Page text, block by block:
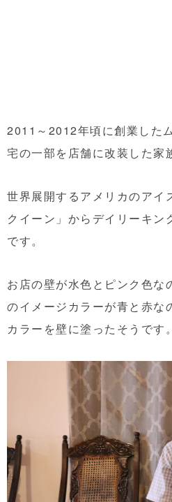
2011～2012年頃に創業した
宅の一部を店舗に改装した家
世界展開するアメリカのアイ
クイーン」からデイリーキン
です。
お店の壁が水色とピンク色な
のイメージカラーが青と赤な
カラーを壁に塗ったそうです。